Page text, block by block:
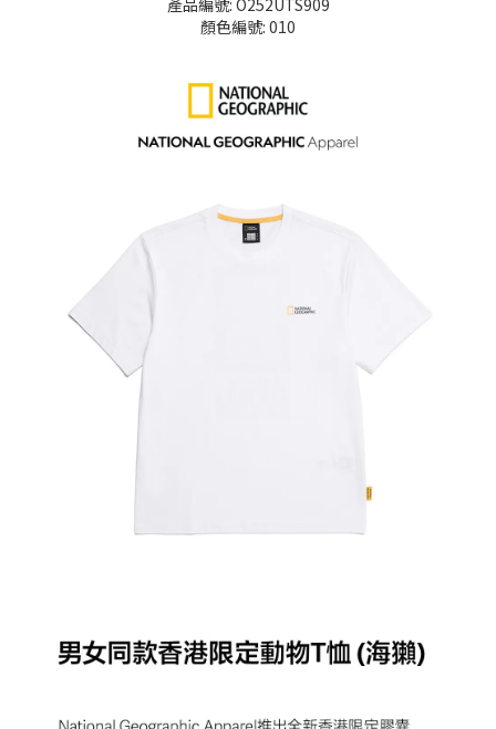
產品編號: O252UTS909
顏色編號: 010